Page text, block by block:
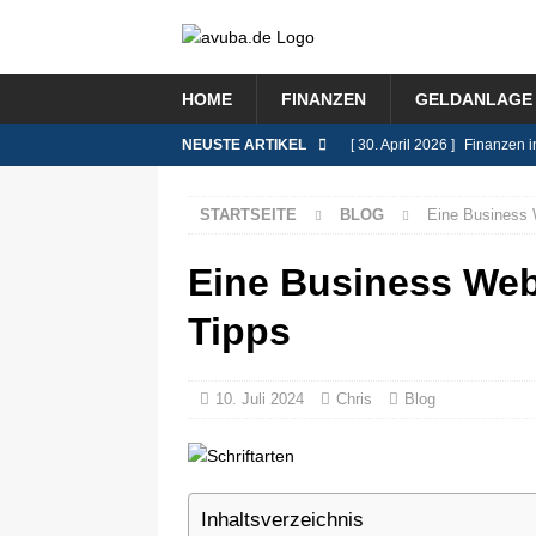
HOME FINANZEN GELDANLAGE
NEUSTE ARTIKEL [ 30. April 2026 ] Finanzen
Das
[ 8. Januar 2026 ]
[ 8. Juli 2026 ]
STARTSEITE BLOG Eine Business
Eine Business
Tipps
10. Juli 2024 Chris Blog
Inhaltsverzeichnis